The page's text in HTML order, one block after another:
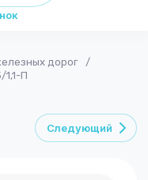
дорог
/
1,1-П
Следующий